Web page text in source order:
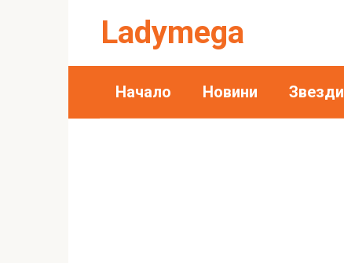
Ladymega
Начало Новини Звезди